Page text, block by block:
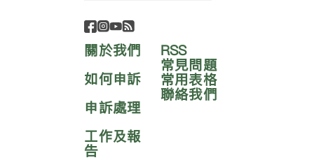
關於我們
如何申訴
申訴處理
工作及報
告
RSS
常見問題
常用表格
聯絡我們